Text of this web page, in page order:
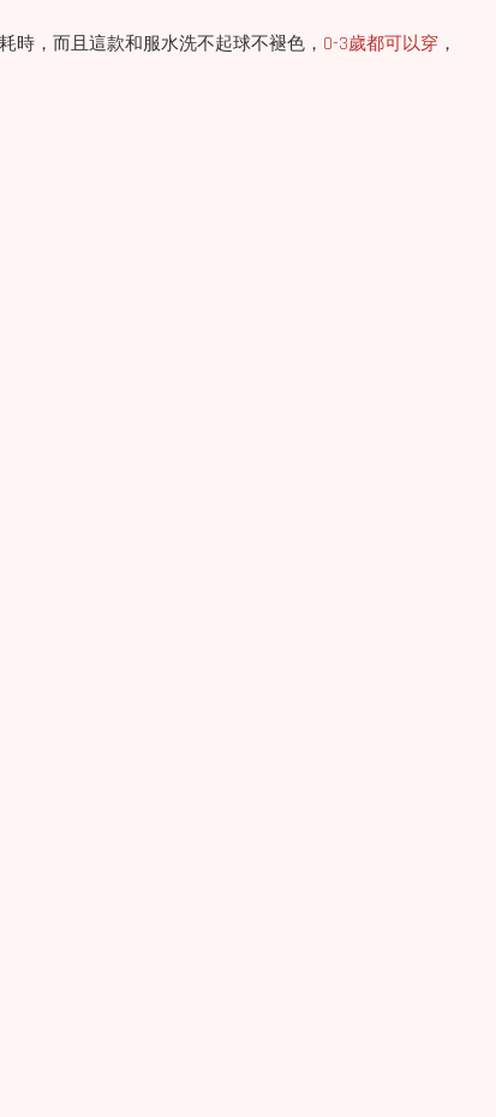
時，而且這款和服水洗不起球不褪色， 0-3歲都可以穿 ，